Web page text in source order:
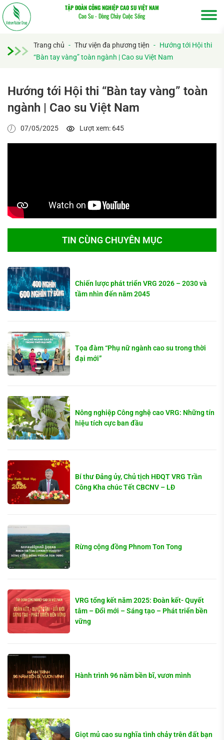
TẬP ĐOÀN CÔNG NGHIỆP CAO SU VIỆT NAM
Cao Su - Dòng Chảy Cuộc Sống
Trang chủ - Thư viện đa phương tiện - Hướng tới Hội thi
“Bàn tay vàng” toàn ngành | Cao su Việt Nam
Hướng tới Hội thi “Bàn tay vàng” toàn
ngành | Cao su Việt Nam
07/05/2025 Lượt xem: 645
TIN CÙNG CHUYÊN MỤC
Chiến lược phát triển VRG 2026 – 2030 và
tầm nhìn đến năm 2045
Tọa đàm “Phụ nữ ngành cao su trong thời
đại mới”
Nông nghiệp Công nghệ cao VRG: Những tín
hiệu tích cực ban đầu
Bí thư Đảng ủy, Chủ tịch HĐQT VRG Trần
Công Kha chúc Tết CBCNV – LĐ
Rừng cộng đồng Phnom Ton Tong
VRG tổng kết năm 2025: Đoàn kết- Quyết
tâm – Đổi mới – Sáng tạo – Phát triển bền
vững
Hành trình 96 năm bền bĩ, vươn mình
Giọt mủ cao su nghĩa tình chảy trên đất bạn